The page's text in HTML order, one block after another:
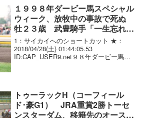
ル、７頭立...
１９９８年ダービー馬スペシャル
ウィーク、放牧中の事故で死ぬ
牡２３歳 武豊騎手「一生忘れら
れない馬です」 ＧＩ４勝
1：サイカイへのショートカット ★：
2018/04/28(土) 01:44:05.53
ID:CAP_USER9.net９８年ダービー馬ス
トゥーラックH（コーフィール
ド･豪G1） JRA重賞2勝トーセ
ンスターダム、移籍先のオースト